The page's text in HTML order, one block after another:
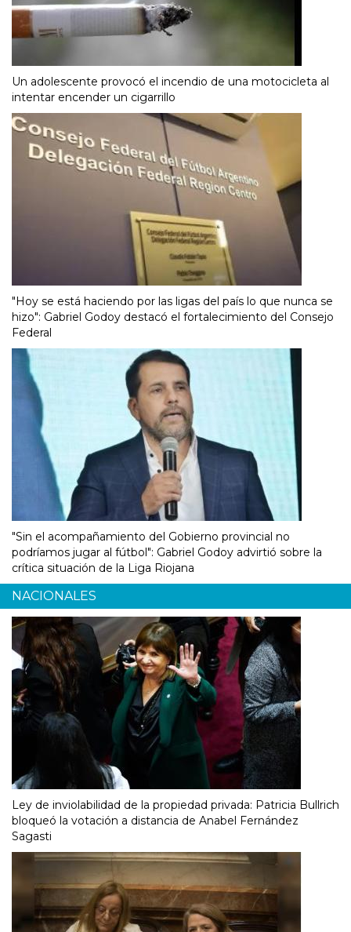
Un adolescente provocó el incendio de una motocicleta al
intentar encender un cigarrillo
"Hoy se está haciendo por las ligas del país lo que nunca se
hizo": Gabriel Godoy destacó el fortalecimiento del Consejo
Federal
"Sin el acompañamiento del Gobierno provincial no
podríamos jugar al fútbol": Gabriel Godoy advirtió sobre la
crítica situación de la Liga Riojana
NACIONALES
Ley de inviolabilidad de la propiedad privada: Patricia Bullrich
bloqueó la votación a distancia de Anabel Fernández
Sagasti